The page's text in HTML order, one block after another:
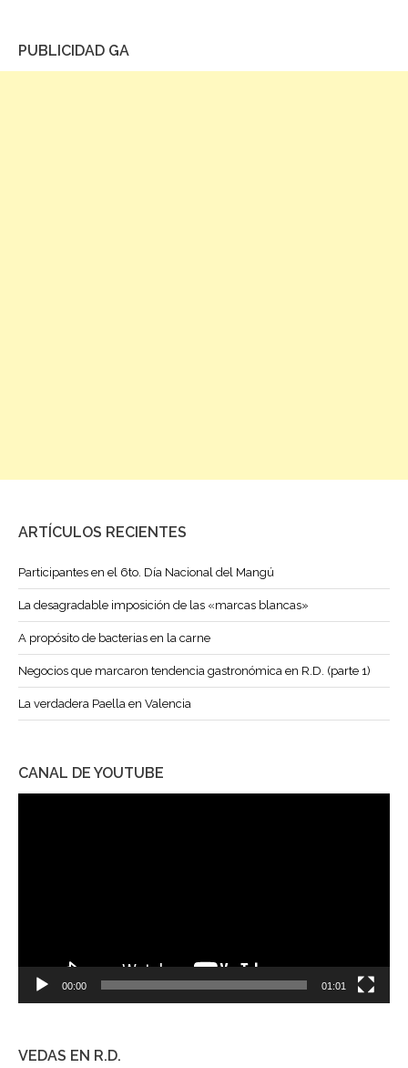
PUBLICIDAD GA
ARTÍCULOS RECIENTES
Participantes en el 6to. Día Nacional del Mangú
La desagradable imposición de las «marcas blancas»
A propósito de bacterias en la carne
Negocios que marcaron tendencia gastronómica en R.D. (parte 1)
La verdadera Paella en Valencia
CANAL DE YOUTUBE
00:00 01:01
VEDAS EN R.D.